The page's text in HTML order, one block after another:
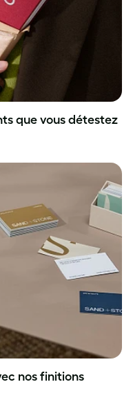
que vous détestez
nos finitions